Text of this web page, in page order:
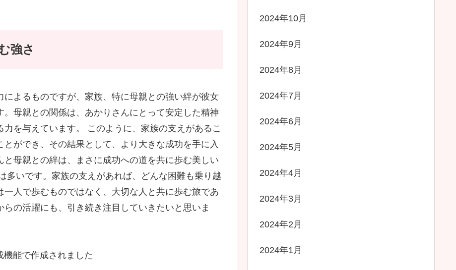
強さ
よるものですが、家族、特に母親との強い絆が彼女
母親との関係は、あかりさんにとって安定した精神
を与えています。 このように、家族の支えがあるこ
ができ、その結果として、より大きな成功を手に入
母親との絆は、まさに成功への道を共に歩む美しい
多いです。家族の支えがあれば、どんな困難も乗り越
人で歩むものではなく、大切な人と共に歩む旅であ
の活躍にも、引き続き注目していきたいと思いま
機能で作成されました
2024年10月
2024年9月
2024年8月
2024年7月
2024年6月
2024年5月
2024年4月
2024年3月
2024年2月
2024年1月